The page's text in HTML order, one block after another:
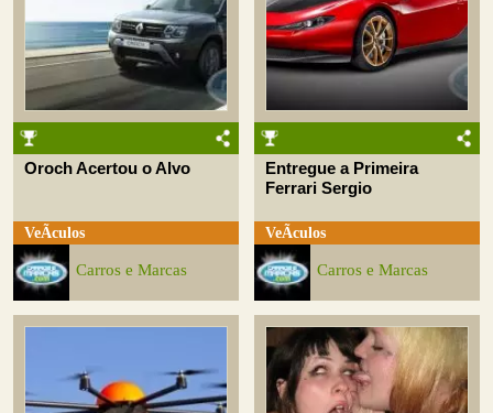
Oroch Acertou o Alvo
VeÃ­culos
Carros e Marcas
Entregue a Primeira
Ferrari Sergio
VeÃ­culos
Carros e Marcas